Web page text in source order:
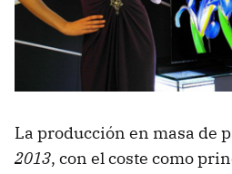
La producción en masa de
2013, con el coste como